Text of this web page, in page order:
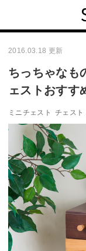
2016.03.18 更新
ちっちゃなも
ェストおすす
ミニチェスト チェスト